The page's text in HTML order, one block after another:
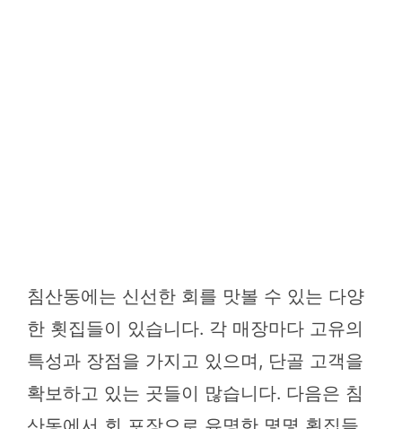
침산동에는 신선한 회를 맛볼 수 있는 다양
한 횟집들이 있습니다. 각 매장마다 고유의
특성과 장점을 가지고 있으며, 단골 고객을
확보하고 있는 곳들이 많습니다. 다음은 침